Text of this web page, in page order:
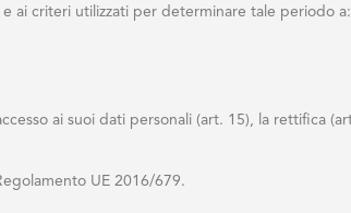
ai criteri utilizzati per determinare tale periodo a:
ai suoi dati personali (art. 15), la rettifica
UE 2016/679.